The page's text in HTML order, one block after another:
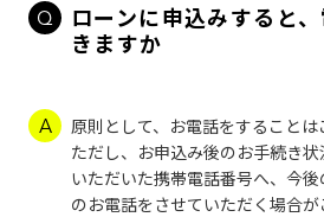
ローンに申込みすると
きますか
原則として、お電話をすることは
ただし、お申込み後のお手続き
いただいた携帯電話番号へ、今
のお電話をさせていただく場合が